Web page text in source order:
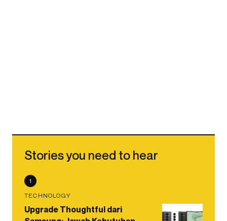
Stories you need to hear
1
TECHNOLOGY
Upgrade Thoughtful dari